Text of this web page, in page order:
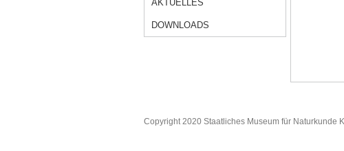
AKTUELLES
DOWNLOADS
Copyright 2020 Staatliches Museum für Naturkunde